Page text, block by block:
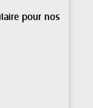
pour nos